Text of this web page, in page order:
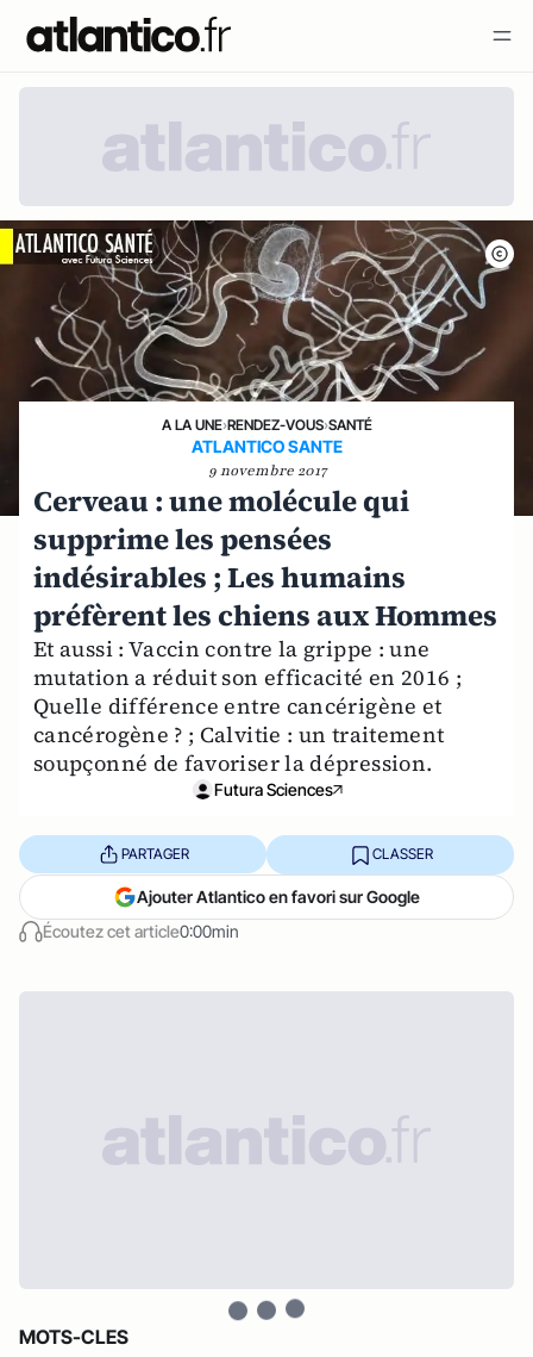
A LA UNE›RENDEZ-VOUS›SANTÉ
ATLANTICO SANTE
9 novembre 2017
Cerveau : une molécule qui
supprime les pensées
indésirables ; Les humains
préfèrent les chiens aux Hommes
Et aussi : Vaccin contre la grippe : une
mutation a réduit son efficacité en 2016 ;
Quelle différence entre cancérigène et
cancérogène ? ; Calvitie : un traitement
soupçonné de favoriser la dépression.
Futura Sciences
Écoutez cet article0:00min
PARTAGER CLASSER
Ajouter Atlantico en favori sur Google
MOTS-CLES